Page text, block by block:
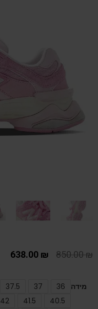
850.00₪
638.00 ₪
מידה 36
37
37.5
40.5
41.5
42